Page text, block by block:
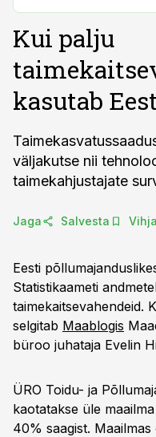
Kui palju
kasutab
väljakutse nii
taimekahjustajate
Jaga Salvesta Vihja
Eesti
Statistikaameti
taimekaitsevahendeid.
selgitab Maablogis
büroo juhataja Evelin
ÜRO Toidu- ja
kaotatakse üle
40% saagist.